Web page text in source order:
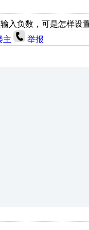
入负数，可是怎样设
主 举报